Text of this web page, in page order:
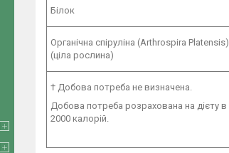
Білок
Органічна спіруліна (Arthrospira Platensis)
(ціла рослина)
† Добова потреба не визначена.
Добова потреба розрахована на дієту в
2000 калорій.